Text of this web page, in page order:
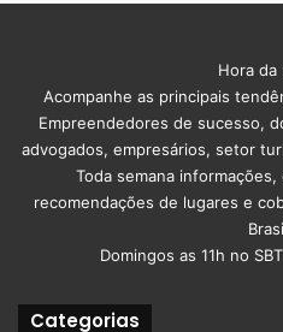
Hora da
Acompanhe as principais
Empreendedores de sucesso,
advogados, empresários, setor
Toda semana
recomendações de lugares e
Domingos as 11h no
Categorias